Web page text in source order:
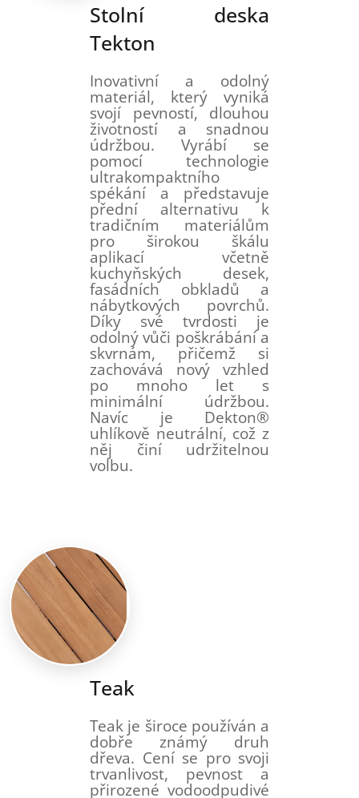
Stolní deska
Tekton
Inovativní a odolný
materiál, který vyniká
svojí pevností, dlouhou
životností a snadnou
údržbou. Vyrábí se
pomocí technologie
ultrakompaktního
spékání a představuje
přední alternativu k
tradičním materiálům
pro širokou škálu
aplikací včetně
kuchyňských desek,
fasádních obkladů a
nábytkových povrchů.
Díky své tvrdosti je
odolný vůči poškrábání a
skvrnám, přičemž si
zachovává nový vzhled
po mnoho let s
minimální údržbou.
Navíc je Dekton®
uhlíkově neutrální, což z
něj činí udržitelnou
volbu.
Teak
Teak je široce používán a
dobře známý druh
dřeva. Cení se pro svoji
trvanlivost, pevnost a
přirozené vodoodpudivé